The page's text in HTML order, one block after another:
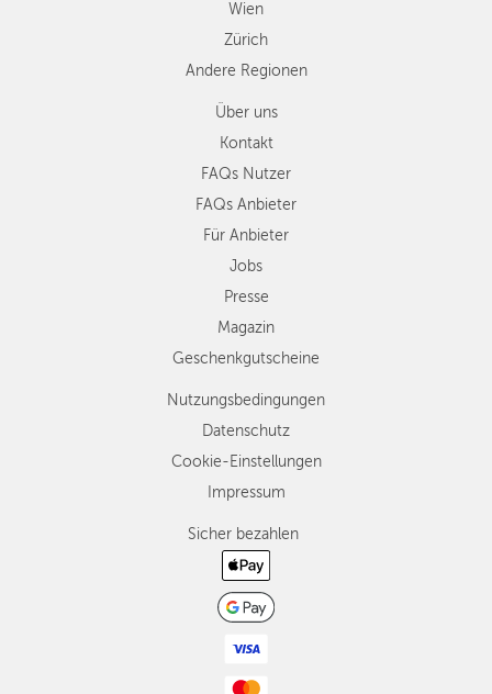
Wien
Zürich
Andere Regionen
Über uns
Kontakt
FAQs Nutzer
FAQs Anbieter
Für Anbieter
Jobs
Presse
Magazin
Geschenkgutscheine
Nutzungsbedingungen
Datenschutz
Cookie-Einstellungen
Impressum
Sicher bezahlen